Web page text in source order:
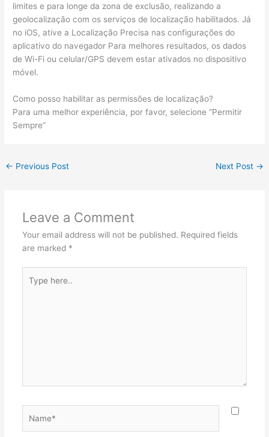
limites e para longe da zona de exclusão, realizando a
geolocalização com os serviços de localização habilitados. Já
no iOS, ative a Localização Precisa nas configurações do
aplicativo do navegador Para melhores resultados, os dados
de Wi-Fi ou celular/GPS devem estar ativados no dispositivo
móvel.
Como posso habilitar as permissões de localização?
Para uma melhor experiência, por favor, selecione “Permitir
Sempre”
← Previous Post Next Post →
Leave a Comment
Your email address will not be published. Required fields
are marked *
here..